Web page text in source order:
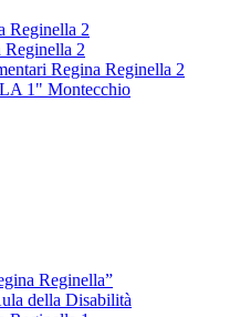
Reginella 2
Reginella 2
Regina Reginella 2
1" Montecchio
Reginella”
della Disabilità